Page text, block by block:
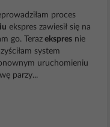
proces
ekspres zawiesił się na
go. Teraz ekspres nie
system
uruchomieniu
parzy...